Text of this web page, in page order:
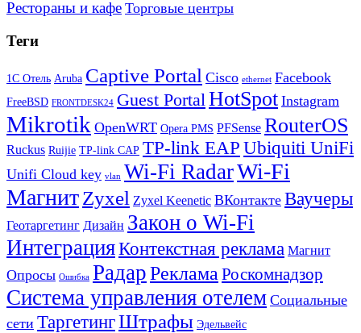
Рестораны и кафе Торговые центры
Теги
1С Отель Aruba Captive Portal Cisco ethernet Facebook
FreeBSD FRONTDESK24 Guest PortalHotSpot Instagram
Mikrotik OpenWRT Opera PMS PFSense RouterOS
Ruckus Ruijie TP-link CAP TP-link EAP Ubiquiti UniFi
Unifi Cloud key vlan Wi-Fi RadarWi-Fi
МагнитZyxel Zyxel Keenetic ВКонтакте Ваучеры
Геотаргетинг Дизайн Закон о Wi-Fi
ИнтеграцияКонтекстная реклама Магнит
Опросы Ошибка РадарРеклама Роскомнадзор
Система управления отелем Социальные
сети ТаргетингШтрафы Эдельвейс